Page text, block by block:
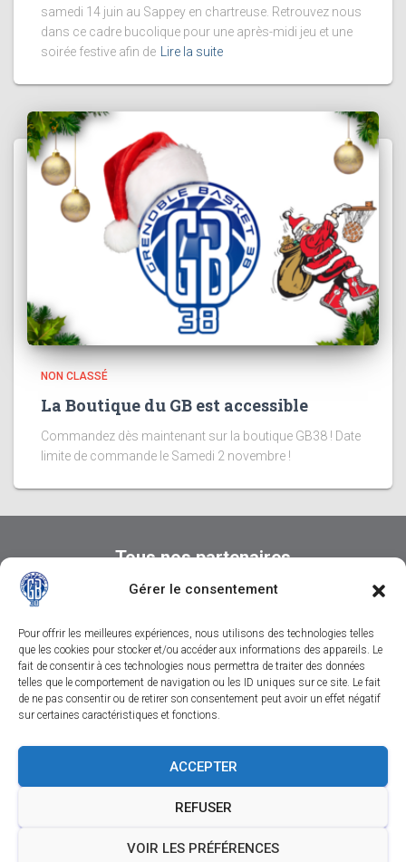
Gérer le consentement
Pour offrir les meilleures expériences, nous utilisons des technologies telles
que les cookies pour stocker et/ou accéder aux informations des appareils. Le
fait de consentir à ces technologies nous permettra de traiter des données
telles que le comportement de navigation ou les ID uniques sur ce site. Le fait
de ne pas consentir ou de retirer son consentement peut avoir un effet négatif
sur certaines caractéristiques et fonctions.
ACCEPTER
REFUSER
VOIR LES PRÉFÉRENCES
samedi 14 juin au Sappey en chartreuse. Retrouvez nous
dans ce cadre bucolique pour une après-midi jeu et une
soirée festive afin de Lire la suite
NON CLASSÉ
La Boutique du GB est accessible
Commandez dès maintenant sur la boutique GB38 ! Date
limite de commande le Samedi 2 novembre !
Tous nos partenaires
SUIVEZ-NOUS SUR INSTAGRAM